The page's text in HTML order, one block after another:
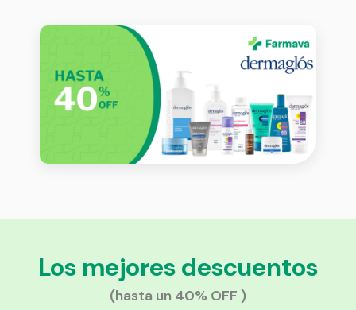
Los mejores descuentos
(hasta un 40% OFF )